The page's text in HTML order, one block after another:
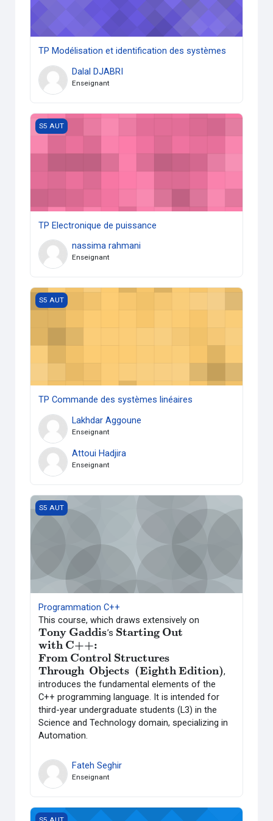
TP Modélisation et identification des systèmes
Dalal DJABRI
Enseignant
TP Electronique de puissance
S5 AUT
TP Electronique de puissance
nassima rahmani
Enseignant
TP Commande des systèmes linéaires
S5 AUT
TP Commande des systèmes linéaires
Lakhdar Aggoune
Enseignant
Attoui Hadjira
Enseignant
Programmation C++
S5 AUT
Programmation C++
This course, which draws extensively on
Tony Gaddis
Tony Gaddis ’s Starting
Starting Out
Out
with C++:
with C++:
From Control Structures
From ControlStructures
Through Objects
ThroughObjects (Eighth Edition)
(Eighth Edition)
,
introduces the fundamental elements of the
C++ programming language. It is intended for
third-year undergraduate students (L3) in the
Science and Technology domain, specializing in
Automation.
Fateh Seghir
Enseignant
Microprocesseurs et microcontrôleurs